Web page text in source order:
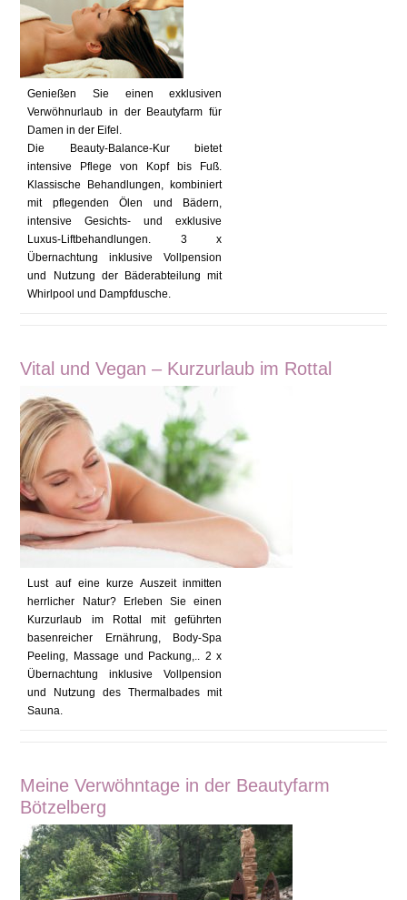
Genießen Sie einen exklusiven
Verwöhnurlaub in der Beautyfarm für
Damen in der Eifel.
Die Beauty-Balance-Kur bietet
intensive Pflege von Kopf bis Fuß.
Klassische Behandlungen, kombiniert
mit pflegenden Ölen und Bädern,
intensive Gesichts- und exklusive
Luxus-Liftbehandlungen. 3 x
Übernachtung inklusive Vollpension
und Nutzung der Bäderabteilung mit
Whirlpool und Dampfdusche.
Vital und Vegan – Kurzurlaub im Rottal
Lust auf eine kurze Auszeit inmitten
herrlicher Natur? Erleben Sie einen
Kurzurlaub im Rottal mit geführten
basenreicher Ernährung, Body-Spa
Peeling, Massage und Packung,.. 2 x
Übernachtung inklusive Vollpension
und Nutzung des Thermalbades mit
Sauna.
Meine Verwöhntage in der Beautyfarm
Bötzelberg